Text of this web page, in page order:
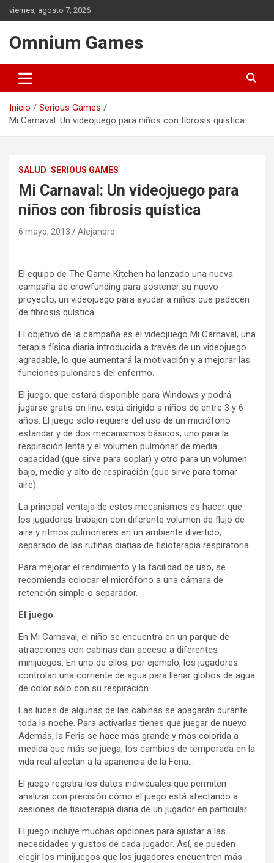
Saltar
al
viernes, agosto 7, 2026
Omnium Games
Inicio
Serious Games
Mi Carnaval: Un videojuego para niños con fibrosis quística
SALUD SERIOUS GAMES
Mi Carnaval: Un videojuego para
niños con fibrosis quística
6 mayo, 2013 Alejandro
El equipo de The Game Kitchen ha lanzado una nueva
campaña de crowfunding para sostener su nuevo
proyecto, un videojuego para ayudar a niños que padecen
de fibrosis quística.
El objetivo de la campaña es el videojuego Mi Carnaval, una
terapia física diaria introducida a través de un videojuego
agradable, lo que aumentará la motivación y a mejorar las
funciones pulonares del enfermo.
El juego, que estará disponible para Windows y podrá
jugarse gratis on line, está dirigido a niños de entre 3 y 6
años. El juego sólo requiere del uso de un micrófono
estándar y de dos mecanismos básicos, uno para la
respiración lenta y el volumen pulmonar de media
capacidad (que sirve para soplar) y otro para un volumen
bajo, medio y alto de respiración (que sirve para tomar
aire).
La principal ventaja de estos mecanismos es hacer que
los jugadores trabajen con diferente volumen de flujo de
aire y ritmos pulmonares en un ambiente divertido,
separado de las rutinas diarias de fisioterapia respiratoria.
Para mejorar el rendimiento y la facilidad de uso, se
recomienda colocar el micrófono a una cámara de
retención simple o separador.
El juego
En Mi Carnaval, el niño se encuentra en un parque de
atracciones con cabinas dan acceso a diferentes
minijuegos. En uno de ellos, por ejemplo, los jugadores
controlan una corriente de agua para llenar globos de agua
de color sólo con su respiración.
Las luces de algunas de las cabinas se apagarán durante
toda la noche. Para activarlas tienes que juegar de nuevo.
Además, la Feria se hace más grande y más colorida a
medida que más se juega, los cambios de temporada en la
vida real afectan a la apariencia de la Feria…
El juego registra los datos individuales que permiten
analizar con precisión cómo el juego está afectando a
sesiones de fisioterapia diaria de un jugador en particular.
El juego incluye muchas opciones para ajustar a las
necesidades y gustos de cada jugador. Así, se pueden
elegir los minijuegos que los jugadores encuentren más